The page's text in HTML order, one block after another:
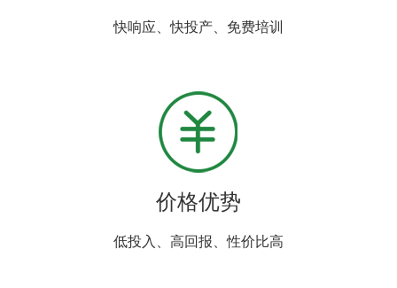
快响应、快投产、免费培训
价格优势
低投入、高回报、性价比高